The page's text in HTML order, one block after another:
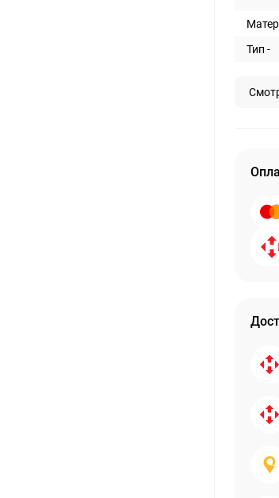
Тип -